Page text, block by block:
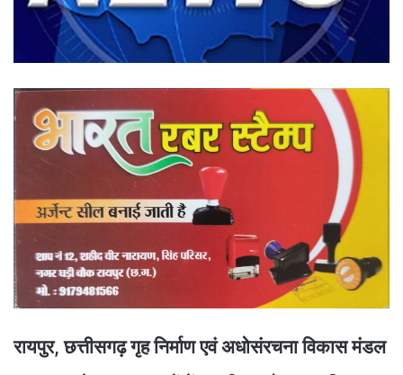
रायपुर, छत्तीसगढ़ गृह निर्माण एवं अधोसंरचना विकास मंडल